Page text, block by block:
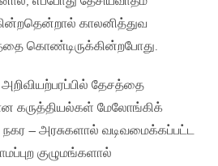
காலனித்துவ
கொண்டிருக்கின்றபோது.
தேசத்தை
கருத்தியல்கள் மேலோங்கிக்
– அரசுகளால் வடிவமைக்கப்பட்ட
குழுமங்களால்